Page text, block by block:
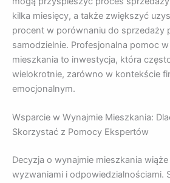
kilka miesięcy, a także zwiększyć
procent w porównaniu do sprzedaży
samodzielnie. Profesjonalna pomoc
mieszkania to inwestycja, która
wielokrotnie, zarówno w kontekście
emocjonalnym.
Wsparcie w Wynajmie Mieszkania:
Skorzystać z Pomocy Ekspertów
Decyzja o wynajmie mieszkania
wyzwaniami i odpowiedzialnościami.